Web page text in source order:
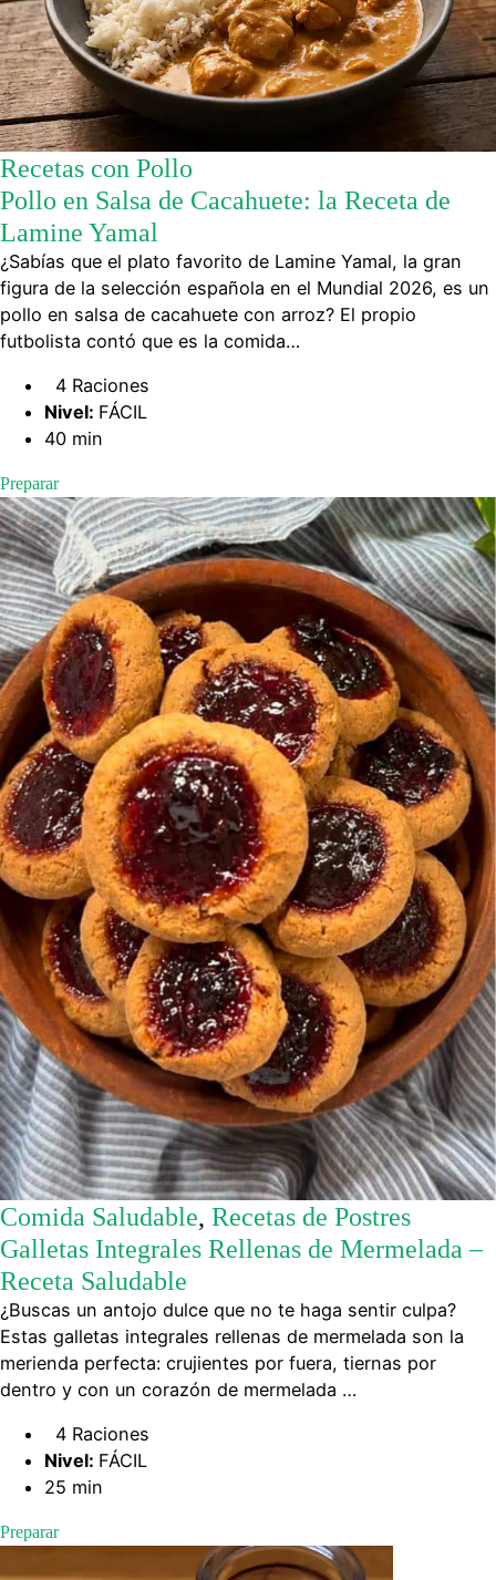
Recetas con Pollo
Pollo en Salsa de Cacahuete: la Receta de
Lamine Yamal
¿Sabías que el plato favorito de Lamine Yamal, la gran
figura de la selección española en el Mundial 2026, es un
pollo en salsa de cacahuete con arroz? El propio
futbolista contó que es la comida…
4 Raciones
Nivel: FÁCIL
40 min
Preparar
Comida Saludable, Recetas de Postres
Galletas Integrales Rellenas de Mermelada –
Receta Saludable
¿Buscas un antojo dulce que no te haga sentir culpa?
Estas galletas integrales rellenas de mermelada son la
merienda perfecta: crujientes por fuera, tiernas por
dentro y con un corazón de mermelada …
4 Raciones
Nivel: FÁCIL
25 min
Preparar